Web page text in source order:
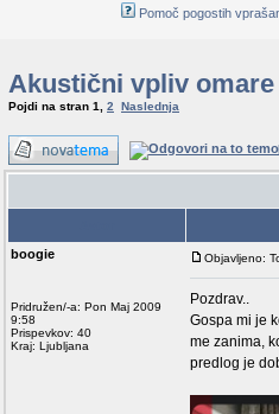
Pomoč pogostih
Akustični vpliv omare
Pojdi na stran 1 2 Naslednja
boogie
Pridružen/-a: Pon Maj 2009
9:58
Prispevkov: 40
Kraj: Ljubljana
Objavljeno:
Pozdrav..
Gospa mi je
me zanima,
predlog je